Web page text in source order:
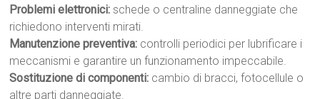
Problemi elettronici: schede o centraline danneggiate che
richiedono interventi mirati.
Manutenzione preventiva: controlli periodici per lubrificare i
meccanismi e garantire un funzionamento impeccabile.
Sostituzione di componenti: cambio di bracci, fotocellule o
altre parti danneggiate.